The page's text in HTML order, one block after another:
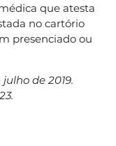
que atesta
no cartório
presenciado ou
de 2019.